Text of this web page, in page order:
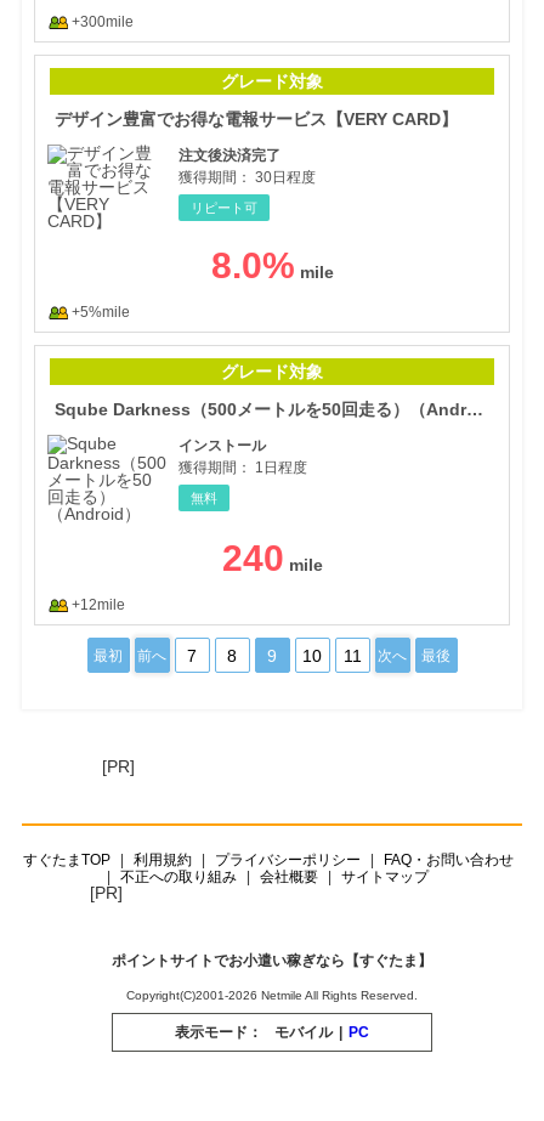
+300mile
グレード対象
デザイン豊富でお得な電報サービス【VERY CARD】
注文後決済完了
獲得期間： 30日程度
リピート可
8.0%
+5%mile
グレード対象
Sqube Darkness（500メートルを50回走る）（Android）
インストール
獲得期間：
1日程度
無料
240
+12mile
最初 前へ 7 8 9 10 11 次へ 最後
[PR]
すぐたまTOP 利用規約 プライバシーポリシー
FAQ・お問い合わせ
不正への取り組み
会社概要 サイトマップ
[PR]
ポイントサイトでお小遣い稼ぎなら【すぐたま】
Copyright(C)2001-2026 Netmile All Rights Reserved.
表示モード： モバイル PC